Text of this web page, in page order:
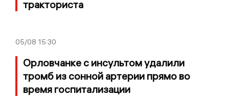
тракториста
05/08 15:30
Орловчанке с инсультом удалили
тромб из сонной артерии прямо во
время госпитализации